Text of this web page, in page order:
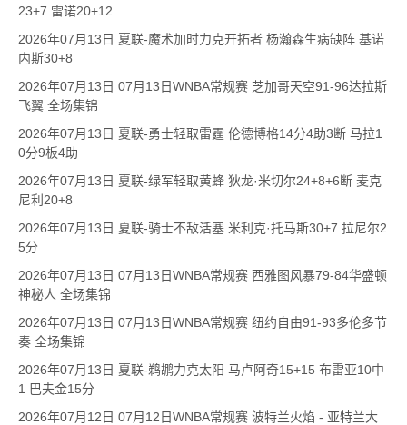
23+7 雷诺20+12
2026年07月13日 夏联-魔术加时力克开拓者 杨瀚森生病缺阵 基诺
内斯30+8
2026年07月13日 07月13日WNBA常规赛 芝加哥天空91-96达拉斯
飞翼 全场集锦
2026年07月13日 夏联-勇士轻取雷霆 伦德博格14分4助3断 马拉1
0分9板4助
2026年07月13日 夏联-绿军轻取黄蜂 狄龙·米切尔24+8+6断 麦克
尼利20+8
2026年07月13日 夏联-骑士不敌活塞 米利克·托马斯30+7 拉尼尔2
5分
2026年07月13日 07月13日WNBA常规赛 西雅图风暴79-84华盛顿
神秘人 全场集锦
2026年07月13日 07月13日WNBA常规赛 纽约自由91-93多伦多节
奏 全场集锦
2026年07月13日 夏联-鹈鹕力克太阳 马卢阿奇15+15 布雷亚10中
1 巴夫金15分
2026年07月12日 07月12日WNBA常规赛 波特兰火焰 - 亚特兰大